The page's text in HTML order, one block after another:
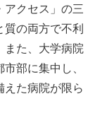
アクセス」の三
質の両方で不利
また、大学病院
部に集中し、
た病院が限ら